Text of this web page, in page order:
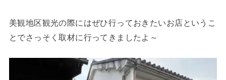
美観地区観光の際にはぜひ行っておきたいお店というこ
とでさっそく取材に行ってきましたよ～